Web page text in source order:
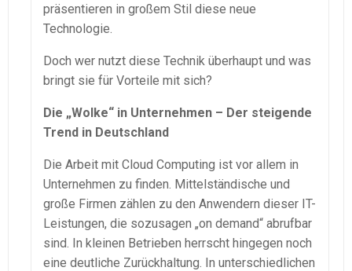
präsentieren in großem Stil diese neue
Technologie.
Doch wer nutzt diese Technik überhaupt und was
bringt sie für Vorteile mit sich?
Die „Wolke“ in Unternehmen – Der steigende
Trend in Deutschland
Die Arbeit mit Cloud Computing ist vor allem in
Unternehmen zu finden. Mittelständische und
große Firmen zählen zu den Anwendern dieser IT-
Leistungen, die sozusagen „on demand“ abrufbar
sind. In kleinen Betrieben herrscht hingegen noch
eine deutliche Zurückhaltung. In unterschiedlichen